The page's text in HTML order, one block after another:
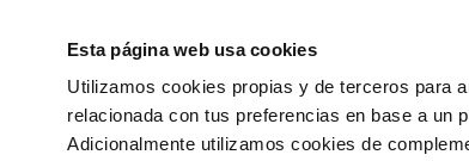
Esta página web usa cookies
Utilizamos cookies propias y de terceros para
relacionada con tus preferencias en base a un
Adicionalmente utilizamos cookies de
Gestiones online Tu Servicio Tu